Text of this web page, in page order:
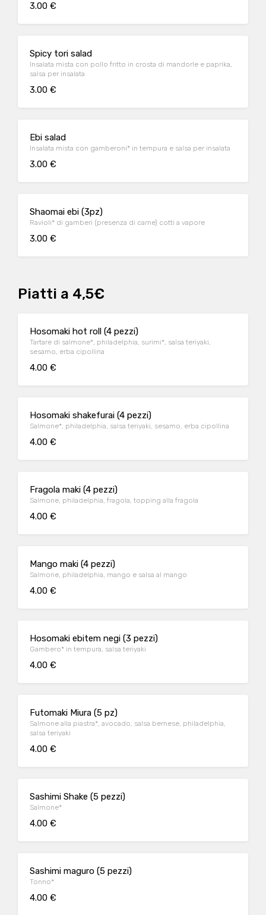
3.00 €
Spicy tori salad
Insalata mista con pollo fritto in crosta di mandorle e paprika,
salsa per insalata
3.00 €
Ebi salad
Insalata mista con gamberoni* in tempura e salsa per insalata
3.00 €
Shaomai ebi (3pz)
Ravioli* di gamberi (presenza di carne) cotti a vapore
3.00 €
Piatti a 4,5€
Hosomaki hot roll (4 pezzi)
Tartare di salmone*, philadelphia, surimi*, salsa teriyaki,
sesamo, erba cipollina
4.00 €
Hosomaki shakefurai (4 pezzi)
Salmone*, philadelphia, salsa teriyaki, sesamo, erba cipollina
4.00 €
Fragola maki (4 pezzi)
Salmone, philadelphia, fragola, topping alla fragola
4.00 €
Mango maki (4 pezzi)
Salmone, philadelphia, mango e salsa al mango
4.00 €
Hosomaki ebitem negi (3 pezzi)
Gambero* in tempura, salsa teriyaki
4.00 €
Futomaki Miura (5 pz)
Salmone alla piastra*, avocado, salsa bernese, philadelphia,
salsa teriyaki
4.00 €
Sashimi Shake (5 pezzi)
Salmone*
4.00 €
Sashimi maguro (5 pezzi)
Tonno*
4.00 €